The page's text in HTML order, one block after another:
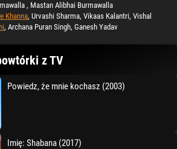
, Mastan Alibhai Burmawalla
Khanna, Urvashi Sharma, Vikaas Kalantri, Vishal
, Archana Puran Singh, Ganesh Yadav
z TV
Powiedz, że mnie kochasz (2003)
Imię: Shabana (2017)